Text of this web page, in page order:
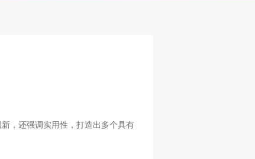
，还强调实用性，打造出多个具有